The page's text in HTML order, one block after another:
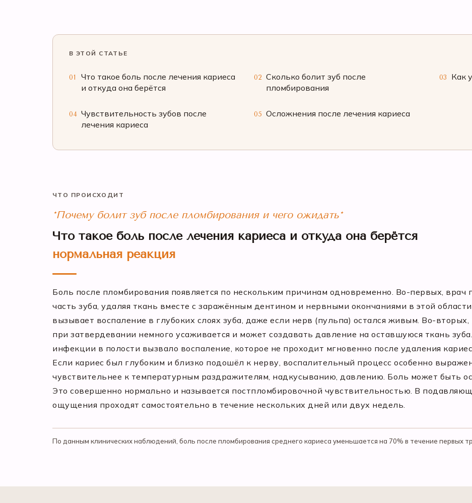
В ЭТОЙ СТАТЬЕ
01
Что такое боль после лечения кариеса
и откуда она берётся
02 Сколько болит зуб после
пломбирования
03 Как
04 Чувствительность зубов после
лечения кариеса
05 Осложнения после лечения кариеса
ЧТО ПРОИСХОДИТ
*Почему болит зуб после пломбирования и чего ожидать*
Что такое боль после лечения кариеса и откуда она берётся
нормальная реакция
Боль после пломбирования появляется по нескольким причинам одновременно. Во-первых,
часть зуба, удаляя ткань вместе с заражённым дентином и нервными окончаниями в этой
вызывает воспаление в глубоких слоях зуба, даже если нерв (пульпа) остался живым. Во-
при затвердевании немного усаживается и может создавать давление на оставшуюся ткань
инфекции в полости вызвало воспаление, которое не проходит мгновенно после удаления
Если кариес был глубоким и близко подошёл к нерву, воспалительный процесс особенно
чувствительнее к температурным раздражителям, надкусыванию, давлению. Боль может быть
Это совершенно нормально и называется постпломбировочной чувствительностью. В
ощущения проходят самостоятельно в течение нескольких дней или двух недель.
По данным клинических наблюдений, боль после пломбирования среднего кариеса уменьшается на 70% в течение первых